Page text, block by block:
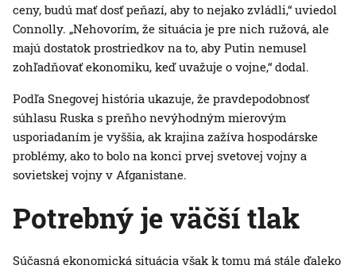
ceny, budú mať dosť peňazí, aby to nejako zvládli,“ uviedol
Connolly. „Nehovorím, že situácia je pre nich ružová, ale
majú dostatok prostriedkov na to, aby Putin nemusel
zohľadňovať ekonomiku, keď uvažuje o vojne,“ dodal.
Podľa Snegovej história ukazuje, že pravdepodobnosť
súhlasu Ruska s preňho nevýhodným mierovým
usporiadaním je vyššia, ak krajina zažíva hospodárske
problémy, ako to bolo na konci prvej svetovej vojny a
sovietskej vojny v Afganistane.
Potrebný je väčší tlak
Súčasná ekonomická situácia však k tomu má stále ďaleko